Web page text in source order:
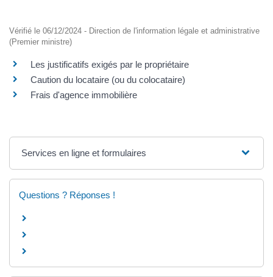
Vérifié le 06/12/2024 - Direction de l'information légale et administrative
(Premier ministre)
Les justificatifs exigés par le propriétaire
Caution du locataire (ou du colocataire)
Frais d'agence immobilière
Services en ligne et formulaires
Questions ? Réponses !